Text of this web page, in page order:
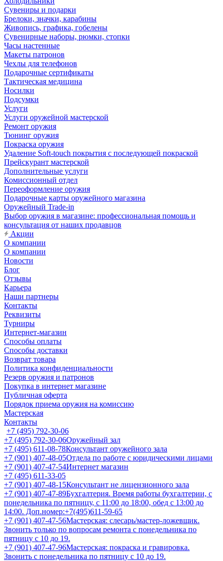
Сувениры и подарки
Брелоки, значки, карабины
Живопись, графика, гобелены
Сувенирные наборы, рюмки, стопки
Часы настенные
Макеты патронов
Чехлы для телефонов
Подарочные сертификаты
Тактическая медицина
Носилки
Подсумки
Услуги
Услуги оружейной мастерской
Ремонт оружия
Тюнинг оружия
Покраска оружия
Удаление Soft-touch покрытия с последующей покраской
Прейскурант мастерской
Дополнительные услуги
Комиссионный отдел
Переоформление оружия
Подарочные карты оружейного магазина
Оружейный Trade-in
Выбор оружия в магазине: профессиональная помощь и
консультация от наших продавцов
Акции
О компании
О компании
Новости
Блог
Отзывы
Карьера
Наши партнеры
Контакты
Реквизиты
Турниры
Интернет-магазин
Способы оплаты
Способы доставки
Возврат товара
Политика конфиденциальности
Резерв оружия и патронов
Покупка в интернет магазине
Публичная оферта
Порядок приема оружия на комиссию
Мастерская
Контакты
+7 (495) 792-30-06
+7 (495) 792-30-06Оружейный зал
+7 (495) 611-08-78Консультант оружейного зала
+7 (901) 407-48-05Отдела по работе с юридическими лицами
+7 (901) 407-47-54Интернет магазин
+7 (495) 611-33-05
+7 (901) 407-48-15Консультант не лицензионного зала
+7 (901) 407-47-89Бухгалтерия. Время работы бухгалтерии, с
понедельника по пятницу, с 11:00 до 18:00, обед с 13:00 до
14:00. Доп.номер:+7(495)611-59-65
+7 (901) 407-47-56Мастерская: слесарь/мастер-ложевщик.
Звонить только по вопросам ремонта с понедельника по
пятницу с 10 до 19.
+7 (901) 407-47-96Мастерская: покраска и гравировка.
Звонить с понедельника по пятницу с 10 до 19.